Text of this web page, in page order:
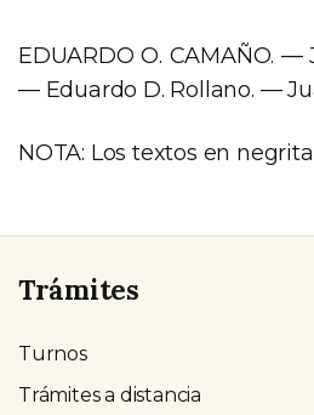
EDUARDO O. CAMAÑO. —
— Eduardo D. Rollano. —
NOTA: Los textos en
Trámites
Turnos
Trámites a distancia